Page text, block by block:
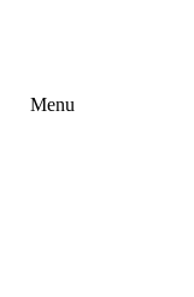
Menu